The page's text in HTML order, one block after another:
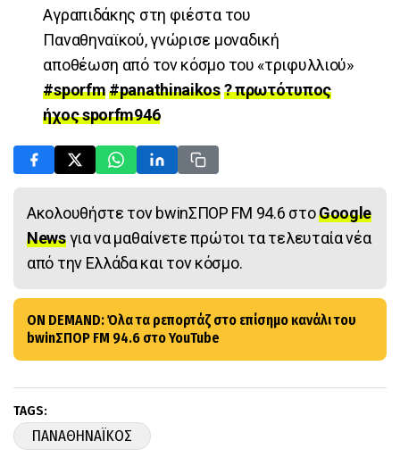
Αγραπιδάκης στη φιέστα του
Παναθηναϊκού, γνώρισε μοναδική
αποθέωση από τον κόσμο του «τριφυλλιού»
#sporfm#panathinaikos? πρωτότυπος
ήχος sporfm946
Ακολουθήστε τον bwinΣΠΟΡ FM 94.6 στοGoogle
Newsγια να μαθαίνετε πρώτοι τα τελευταία νέα
από την Ελλάδα και τον κόσμο.
ON DEMAND: Όλα τα ρεπορτάζ στο επίσημο κανάλι του
bwinΣΠΟΡ FM 94.6 στο YouTube
TAGS:
ΠΑΝΑΘΗΝΑΪΚΟΣ